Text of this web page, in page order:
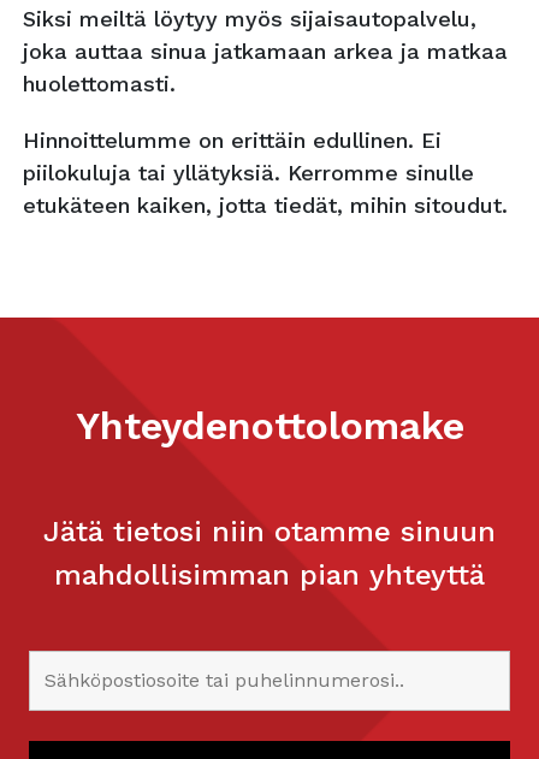
Siksi meiltä löytyy myös sijaisautopalvelu,
joka auttaa sinua jatkamaan arkea ja matkaa
huolettomasti.
Hinnoittelumme on erittäin edullinen. Ei
piilokuluja tai yllätyksiä. Kerromme sinulle
etukäteen kaiken, jotta tiedät, mihin sitoudut.
Yhteydenottolomake
Jätä tietosi niin otamme sinuun
mahdollisimman pian yhteyttä